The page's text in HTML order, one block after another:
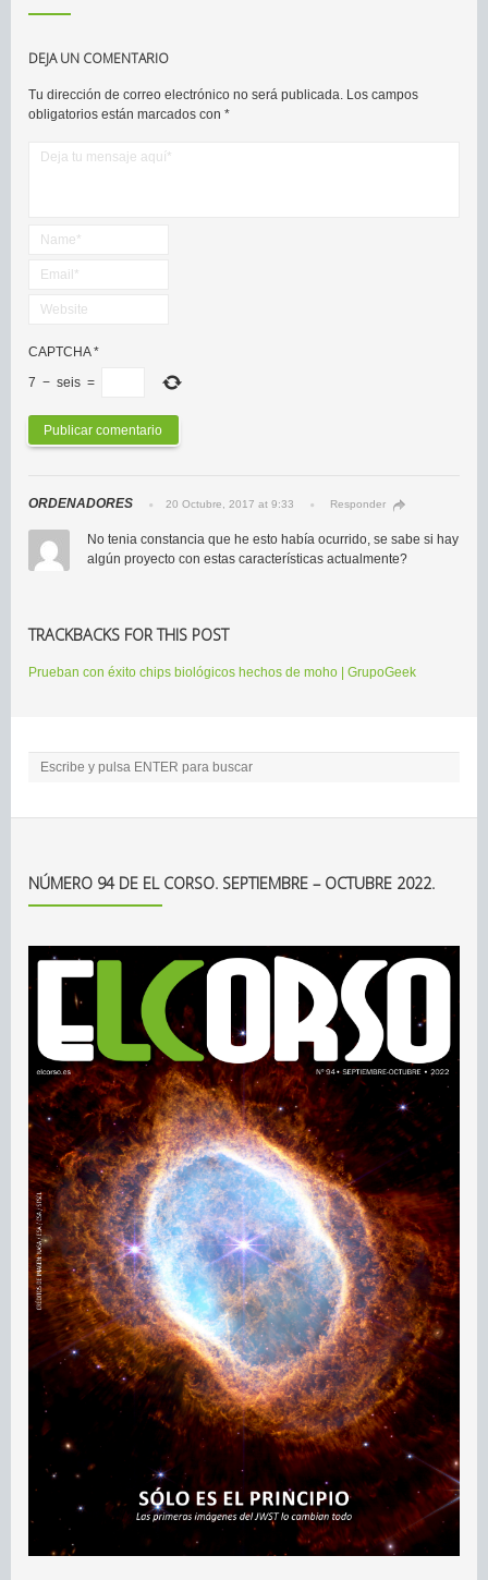
DEJA UN COMENTARIO
Tu dirección de correo electrónico no será publicada. Los campos
obligatorios están marcados con *
CAPTCHA*
7 − seis =
ORDENADORES 20 Octubre, 2017 at 9:33 Responder
No tenia constancia que he esto había ocurrido, se sabe si hay
algún proyecto con estas características actualmente?
TRACKBACKS FOR THIS POST
Prueban con éxito chips biológicos hechos de moho | GrupoGeek
NÚMERO 94 DE EL CORSO. SEPTIEMBRE – OCTUBRE 2022.